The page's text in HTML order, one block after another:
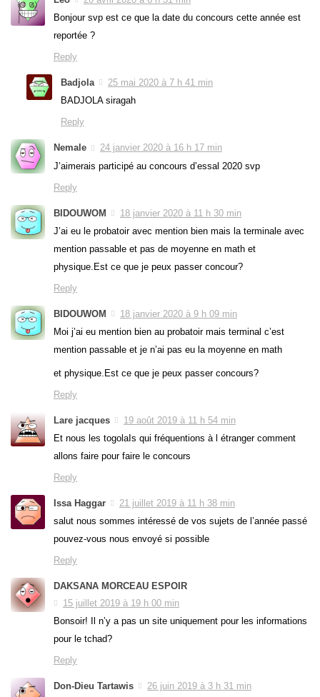
Bonjour svp est ce que la date du concours cette année est
reportée ?
Reply
Badjola
25 mai 2020 à 7 h 41 min
BADJOLA siragah
Reply
Nemale
24 janvier 2020 à 16 h 17 min
J’aimerais participé au concours d’essal 2020 svp
Reply
BIDOUWOM
18 janvier 2020 à 11 h 30 min
J’ai eu le probatoir avec mention bien mais la terminale avec
mention passable et pas de moyenne en math et
physique.Est ce que je peux passer concour?
Reply
BIDOUWOM
18 janvier 2020 à 9 h 09 min
Moi j’ai eu mention bien au probatoir mais terminal c’est
mention passable et je n’ai pas eu la moyenne en math
et physique.Est ce que je peux passer concours?
Reply
Lare jacques
19 août 2019 à 11 h 54 min
Et nous les togolaIs qui fréquentions à l étranger comment
allons faire pour faire le concours
Reply
Issa Haggar
21 juillet 2019 à 11 h 38 min
salut nous sommes intéressé de vos sujets de l’année passé
pouvez-vous nous envoyé si possible
Reply
DAKSANA MORCEAU ESPOIR
15 juillet 2019 à 19 h 00 min
Bonsoir! Il n’y a pas un site uniquement pour les informations
pour le tchad?
Reply
Don-Dieu Tartawis
26 juin 2019 à 3 h 31 min